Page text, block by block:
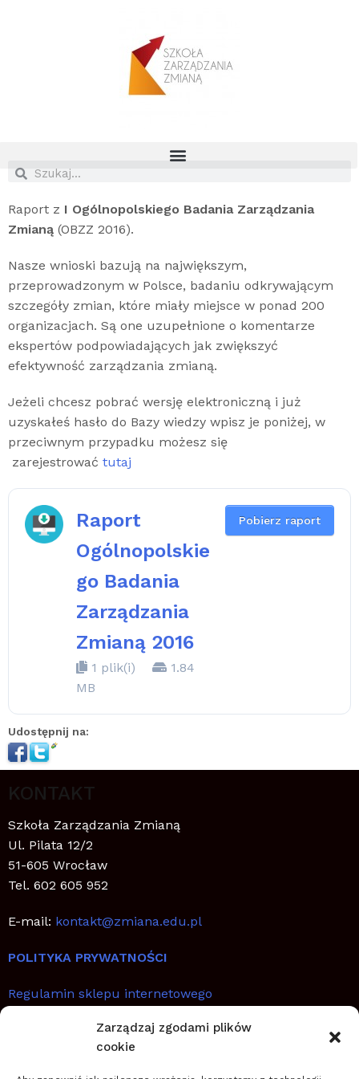
Zarządzaj zgodami plików
cookie
Raport z I Ogólnopolskiego Badania Zarządzania
Zmianą (OBZZ 2016).
Nasze wnioski bazują na największym,
przeprowadzonym w Polsce, badaniu odkrywającym
szczegóły zmian, które miały miejsce w ponad 200
organizacjach. Są one uzupełnione o komentarze
ekspertów podpowiadających jak zwiększyć
efektywność zarządzania zmianą.
Jeżeli chcesz pobrać wersję elektroniczną i już
uzyskałeś hasło do Bazy wiedzy wpisz je poniżej, w
przeciwnym przypadku możesz się
zarejestrować tutaj
Raport
Ogólnopolskie
go Badania
Zarządzania
Zmianą 2016
1 plik(i)
1.84
MB
Pobierz raport
Udostępnij na:
KONTAKT
Szkoła Zarządzania Zmianą
Ul. Pilata 12/2
51-605 Wrocław
Tel. 602 605 952
E-mail: kontakt@zmiana.edu.pl
POLITYKA PRYWATNOŚCI
Regulamin sklepu internetowego
SZYBKIE LINKI